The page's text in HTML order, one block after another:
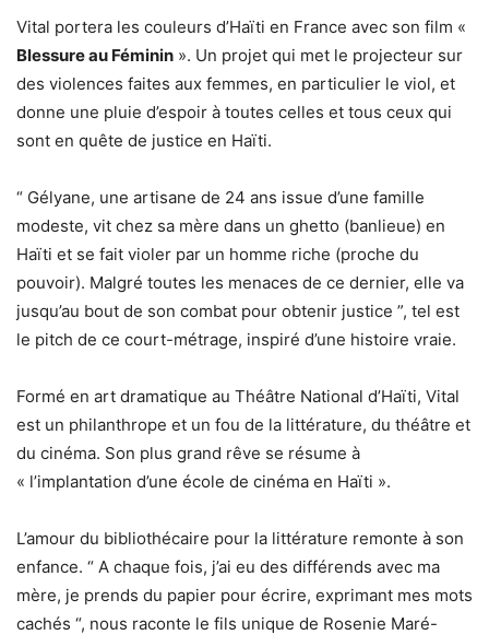
Vital portera les couleurs d’Haïti en France avec son film «
Blessure au Féminin ». Un projet qui met le projecteur sur
des violences faites aux femmes, en particulier le viol, et
donne une pluie d’espoir à toutes celles et tous ceux qui
sont en quête de justice en Haïti.
“ Gélyane, une artisane de 24 ans issue d’une famille
modeste, vit chez sa mère dans un ghetto (banlieue) en
Haïti et se fait violer par un homme riche (proche du
pouvoir). Malgré toutes les menaces de ce dernier, elle va
jusqu’au bout de son combat pour obtenir justice ”, tel est
le pitch de ce court-métrage, inspiré d’une histoire vraie.
Formé en art dramatique au Théâtre National d’Haïti, Vital
est un philanthrope et un fou de la littérature, du théâtre et
du cinéma. Son plus grand rêve se résume à
« l’implantation d’une école de cinéma en Haïti ».
L’amour du bibliothécaire pour la littérature remonte à son
enfance. “ A chaque fois, j’ai eu des différends avec ma
mère, je prends du papier pour écrire, exprimant mes mots
cachés “, nous raconte le fils unique de Rosenie Maré-